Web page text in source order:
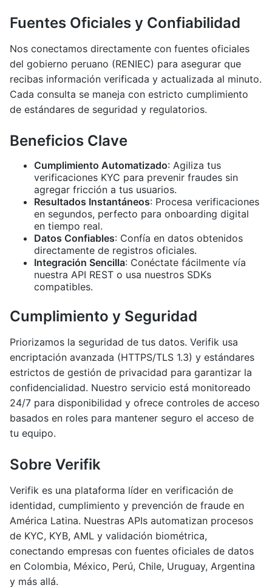
Fuentes Oficiales y Confiabilidad
Nos conectamos directamente con fuentes oficiales
del gobierno peruano (RENIEC) para asegurar que
recibas información verificada y actualizada al minuto.
Cada consulta se maneja con estricto cumplimiento
de estándares de seguridad y regulatorios.
Beneficios Clave
Cumplimiento Automatizado: Agiliza tus
verificaciones KYC para prevenir fraudes sin
agregar fricción a tus usuarios.
Resultados Instantáneos: Procesa verificaciones
en segundos, perfecto para onboarding digital
en tiempo real.
Datos Confiables: Confía en datos obtenidos
directamente de registros oficiales.
Integración Sencilla: Conéctate fácilmente vía
nuestra API REST o usa nuestros SDKs
compatibles.
Cumplimiento y Seguridad
Priorizamos la seguridad de tus datos. Verifik usa
encriptación avanzada (HTTPS/TLS 1.3) y estándares
estrictos de gestión de privacidad para garantizar la
confidencialidad. Nuestro servicio está monitoreado
24/7 para disponibilidad y ofrece controles de acceso
basados en roles para mantener seguro el acceso de
tu equipo.
Sobre Verifik
Verifik es una plataforma líder en verificación de
identidad, cumplimiento y prevención de fraude en
América Latina. Nuestras APIs automatizan procesos
de KYC, KYB, AML y validación biométrica,
conectando empresas con fuentes oficiales de datos
en Colombia, México, Perú, Chile, Uruguay, Argentina
y más allá.